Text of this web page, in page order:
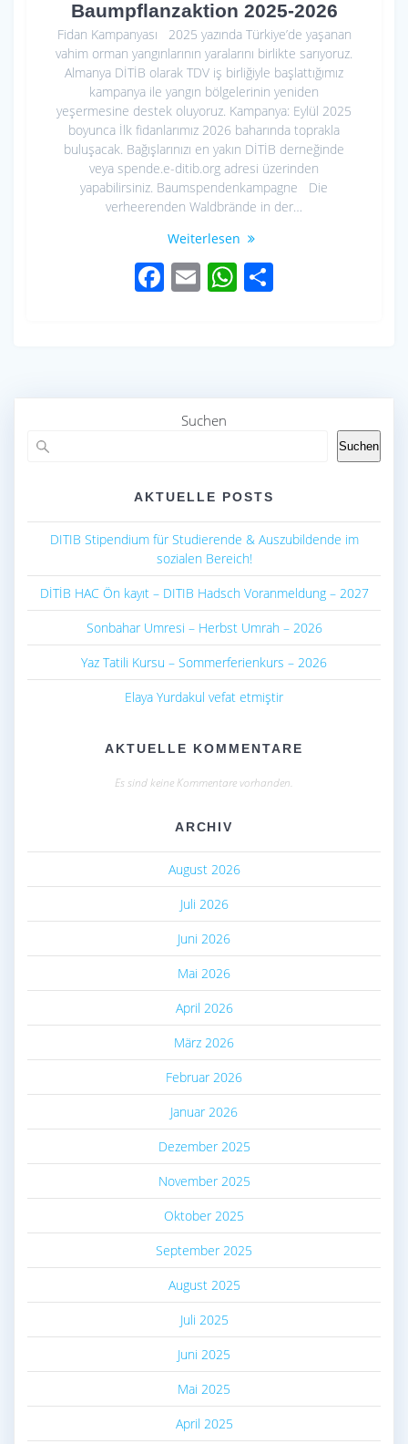
Baumpflanzaktion 2025-2026
Fidan Kampanyası 2025 yazında Türkiye’de yaşanan
vahim orman yangınlarının yaralarını birlikte sarıyoruz.
Almanya DİTİB olarak TDV iş birliğiyle başlattığımız
kampanya ile yangın bölgelerinin yeniden
yeşermesine destek oluyoruz. Kampanya: Eylül 2025
boyunca İlk fidanlarımız 2026 baharında toprakla
buluşacak. Bağışlarınızı en yakın DİTİB derneğinde
veya spende.e-ditib.org adresi üzerinden
yapabilirsiniz. Baumspendenkampagne Die
verheerenden Waldbrände in der…
Weiterlesen
F
o
E W
Suchen
Suchen
AKTUELLE POSTS
DITIB Stipendium für Studierende & Auszubildende im
sozialen Bereich!
DİTİB HAC Ön kayıt – DITIB Hadsch Voranmeldung – 2027
Sonbahar Umresi – Herbst Umrah – 2026
Yaz Tatili Kursu – Sommerferienkurs – 2026
Elaya Yurdakul vefat etmiştir
AKTUELLE KOMMENTARE
Es sind keine Kommentare vorhanden.
ARCHIV
August 2026
Juli 2026
Juni 2026
Mai 2026
April 2026
März 2026
Februar 2026
Januar 2026
Dezember 2025
November 2025
Oktober 2025
September 2025
August 2025
Juli 2025
Juni 2025
Mai 2025
April 2025